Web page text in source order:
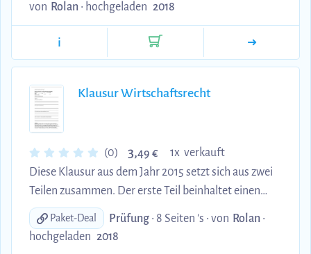
Marktprognose, Markt- und Absatzvolumen,
Marktanteil, Marktdynamik und relevanter Markt)
2. Erklärungsansätze des Käuferverhaltens (Black-
Marktinformationsbeschaffung (Marktforschung
und deren Ziele, Gebiete der Marktforschung,
Motivforschung) 4. Erhebungsarten (Sekundärf...
von Rolan • hochgeladen 2018
i
Klausur Wirtschaftsrecht
(0) 3,49 €
1x verkauft
Diese Klausur aus dem Jahr 2015 setzt sich aus zwei
Teilen zusammen. Der erste Teil beinhaltet einen
Fall bezüglich dem BGB besonderer Teil
(Schadensersatz). Im zweiten Teil muss ein Fall
bezüglich der Publizitätswirkung im Rahmen des
Paket-Deal Prüfung • 8 Seiten 's • von Rolan •
hochgeladen 2018